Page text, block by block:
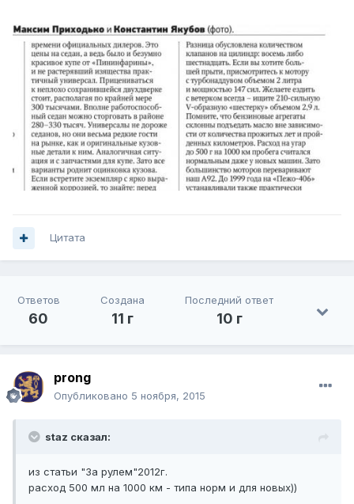
Цитата
Ответов
60
Создана
11 г
Последний ответ
10 г
prong
Опубликовано 5 ноября, 2015
staz сказал:
из статьи "За рулем"2012г.
расход 500 мл на 1000 км - типа норм и для новых))